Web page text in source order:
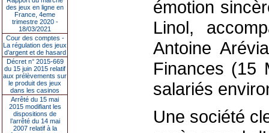
des jeux en ligne en
France, 4eme
trimestre 2020 -
18/03/2021
Cour des comptes -
La régulation des jeux
d’argent et de hasard
Décret n° 2015-669
du 15 juin 2015 relatif
aux prélèvements sur
le produit des jeux
dans les casinos
Arrêté du 15 mai
2015 modifiant les
dispositions de
l’arrêté du 14 mai
2007 relatif à la
émotion
Linol,
Antoine
Finances (15
salariés
Une société